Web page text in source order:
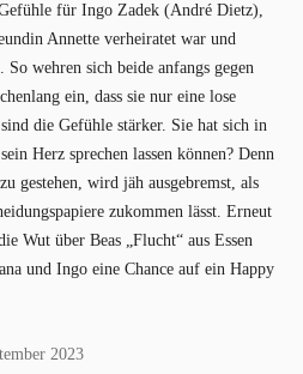
für Ingo Zadek (André Dietz),
Annette verheiratet war und
wehren sich beide anfangs gegen
ein, dass sie nur eine lose
die Gefühle stärker. Sie hat sich in
Herz sprechen lassen können? Denn
gestehen, wird jäh ausgebremst, als
zukommen lässt. Erneut
Wut über Beas „Flucht“ aus Essen
und Ingo eine Chance auf ein Happy
2023